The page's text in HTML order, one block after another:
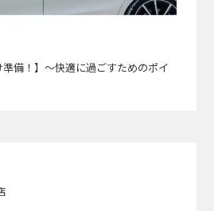
準備！】〜快適に過ごすためのポイ